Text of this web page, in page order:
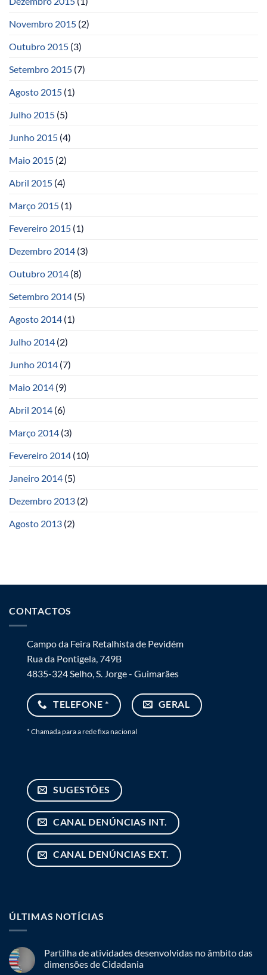
Novembro 2015 (2)
Outubro 2015 (3)
Setembro 2015 (7)
Agosto 2015 (1)
Julho 2015 (5)
Junho 2015 (4)
Maio 2015 (2)
Abril 2015 (4)
Março 2015 (1)
Fevereiro 2015 (1)
Dezembro 2014 (3)
Outubro 2014 (8)
Setembro 2014 (5)
Agosto 2014 (1)
Julho 2014 (2)
Junho 2014 (7)
Maio 2014 (9)
Abril 2014 (6)
Março 2014 (3)
Fevereiro 2014 (10)
Janeiro 2014 (5)
Dezembro 2013 (2)
Agosto 2013 (2)
CONTACTOS
Campo da Feira Retalhista de Pevidém
Rua da Pontigela, 749B
4835-324 Selho, S. Jorge - Guimarães
TELEFONE * GERAL
* Chamada para a rede fixa nacional
SUGESTÕES
CANAL DENÚNCIAS INT.
CANAL DENÚNCIAS EXT.
ÚLTIMAS NOTÍCIAS
Partilha de atividades desenvolvidas no âmbito das
dimensões de Cidadania